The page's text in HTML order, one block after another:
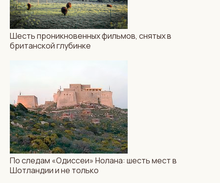
Шесть проникновенных фильмов, снятых в
британской глубинке
По следам «Одиссеи» Нолана: шесть мест в
Шотландии и не только